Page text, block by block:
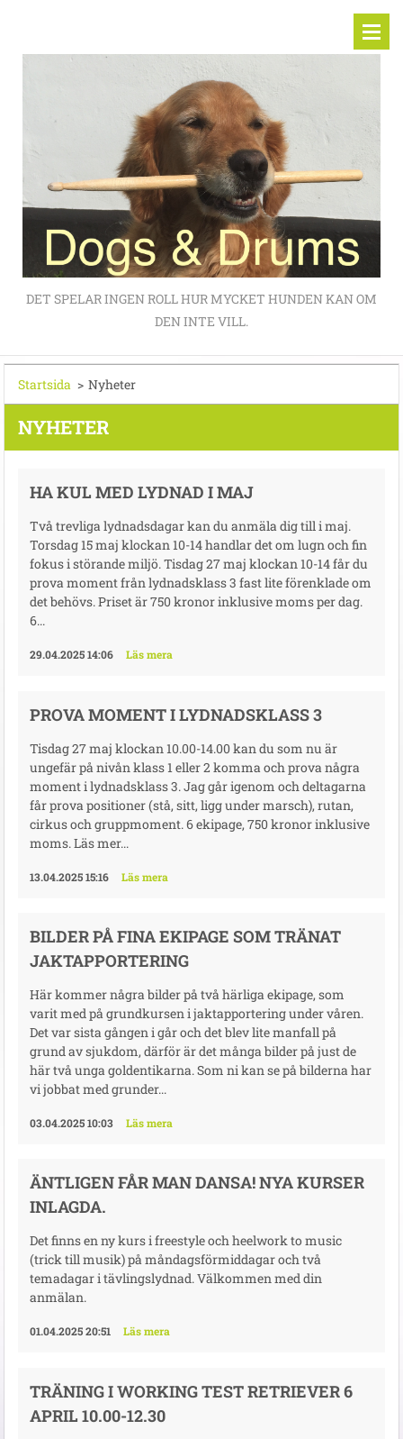
DET SPELAR INGEN ROLL HUR MYCKET HUNDEN KAN OM
DEN INTE VILL.
Startsida > Nyheter
NYHETER
HA KUL MED LYDNAD I MAJ
Två trevliga lydnadsdagar kan du anmäla dig till i maj.
Torsdag 15 maj klockan 10-14 handlar det om lugn och fin
fokus i störande miljö. Tisdag 27 maj klockan 10-14 får du
prova moment från lydnadsklass 3 fast lite förenklade om
det behövs. Priset är 750 kronor inklusive moms per dag.
6...
29.04.2025 14:06 Läs mera
PROVA MOMENT I LYDNADSKLASS 3
Tisdag 27 maj klockan 10.00-14.00 kan du som nu är
ungefär på nivån klass 1 eller 2 komma och prova några
moment i lydnadsklass 3. Jag går igenom och deltagarna
får prova positioner (stå, sitt, ligg under marsch), rutan,
cirkus och gruppmoment. 6 ekipage, 750 kronor inklusive
moms. Läs mer...
13.04.2025 15:16 Läs mera
BILDER PÅ FINA EKIPAGE SOM TRÄNAT
JAKTAPPORTERING
Här kommer några bilder på två härliga ekipage, som
varit med på grundkursen i jaktapportering under våren.
Det var sista gången i går och det blev lite manfall på
grund av sjukdom, därför är det många bilder på just de
här två unga goldentikarna. Som ni kan se på bilderna har
vi jobbat med grunder...
03.04.2025 10:03 Läs mera
ÄNTLIGEN FÅR MAN DANSA! NYA KURSER
INLAGDA.
Det finns en ny kurs i freestyle och heelwork to music
(trick till musik) på måndagsförmiddagar och två
temadagar i tävlingslydnad. Välkommen med din
anmälan.
01.04.2025 20:51 Läs mera
TRÄNING I WORKING TEST RETRIEVER 6
APRIL 10.00-12.30